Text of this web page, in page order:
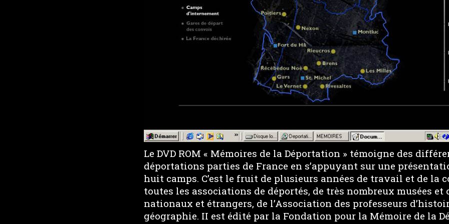
Le DVD ROM « Mémoires de la Déportation » témoigne des
déportations parties de France en s’appuyant sur une
huit camps. C’est le fruit de plusieurs années de travail et de la
toutes les associations de déportés, de très nombreux musées et
nationaux et étrangers, de l’Association des professeurs
géographie. II est édité par la Fondation pour la Mémoire de la